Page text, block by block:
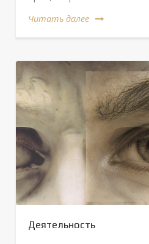
Читать далее
Деятельность